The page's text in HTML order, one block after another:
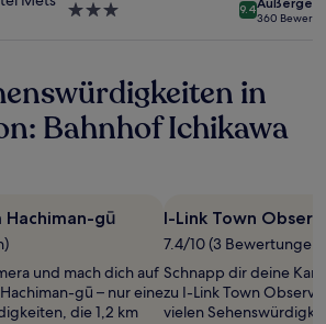
3.0-
9.4
360
in
Bahnhof Ichikawa
Hachiman-gū
und mach dich auf
gū – nur eine
die 1,2 km
I-Link Town
7.4/10 (3 Bewertungen)
Schnapp dir deine
zu I-Link Town
vielen